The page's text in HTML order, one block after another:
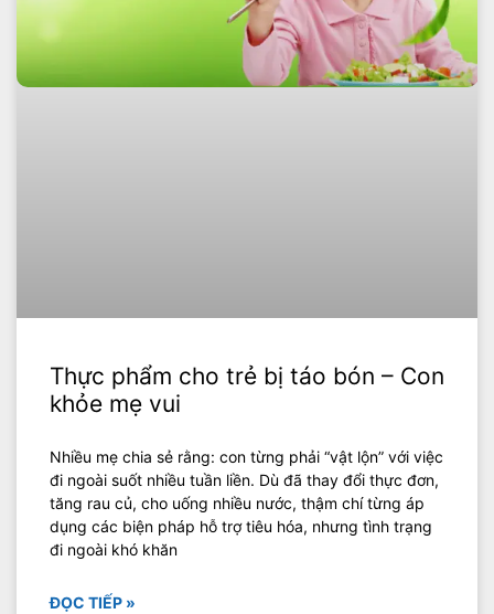
Thực phẩm cho trẻ bị táo bón – Con
khỏe mẹ vui
Nhiều mẹ chia sẻ rằng: con từng phải “vật lộn” với việc
đi ngoài suốt nhiều tuần liền. Dù đã thay đổi thực đơn,
tăng rau củ, cho uống nhiều nước, thậm chí từng áp
dụng các biện pháp hỗ trợ tiêu hóa, nhưng tình trạng
đi ngoài khó khăn
ĐỌC TIẾP »